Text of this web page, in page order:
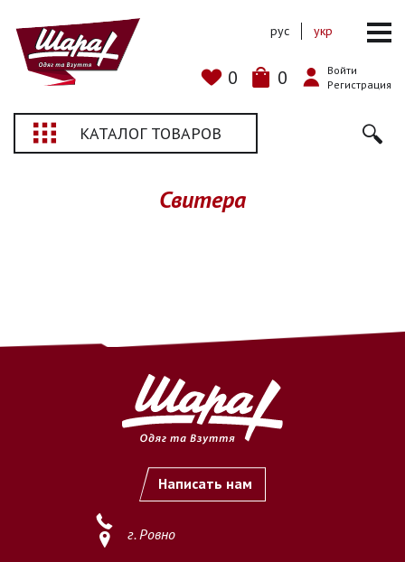
0 0
Войти
Регистрация
рус укр
КАТАЛОГ ТОВАРОВ
Свитера
Написать нам
г. Ровно